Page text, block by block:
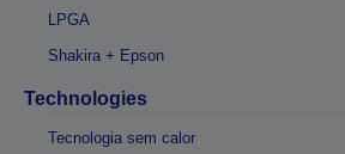
LPGA
Shakira + Epson
Technologies
Tecnologia sem calor